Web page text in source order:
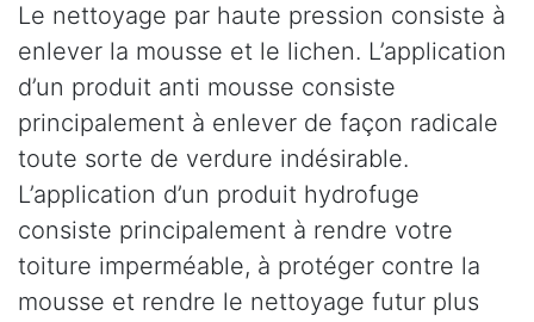
Le nettoyage par haute pression consiste à
enlever la mousse et le lichen. L’application
d’un produit anti mousse consiste
principalement à enlever de façon radicale
toute sorte de verdure indésirable.
L’application d’un produit hydrofuge
consiste principalement à rendre votre
toiture imperméable, à protéger contre la
mousse et rendre le nettoyage futur plus